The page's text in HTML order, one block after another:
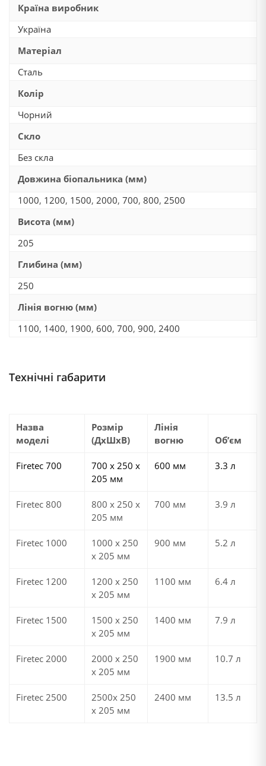
Країна виробник
Україна
Матеріал
Сталь
Колір
Чорний
Скло
Без скла
Довжина біопальника (мм)
1000, 1200, 1500, 2000, 700, 800, 2500
Висота (мм)
205
Глибина (мм)
250
Лінія вогню (мм)
1100, 1400, 1900, 600, 700, 900, 2400
Технічні габарити
Назва
моделі
Розмір
(ДхШхВ)
Лінія
вогню
Об’єм
Firetec 700
700 х 250 х
205 мм
600 мм 3.3 л
Firetec 800
800 х 250 х
205 мм
700 мм 3.9 л
Firetec 1000
1000 х 250
х 205 мм
900 мм 5.2 л
Firetec 1200
1200 х 250
х 205 мм
1100 мм 6.4 л
Firetec 1500
1500 х 250
х 205 мм
1400 мм 7.9 л
Firetec 2000
2000 х 250
х 205 мм
1900 мм 10.7 л
Firetec 2500
2500х 250
х 205 мм
2400 мм 13.5 л